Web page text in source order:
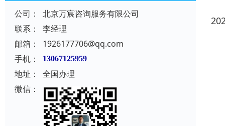
公司：
北京万宸咨询服务有限公司
联系：
李经理
邮箱：
1926177706@qq.com
手机：
13067125959
地址：
全国办理
微信：